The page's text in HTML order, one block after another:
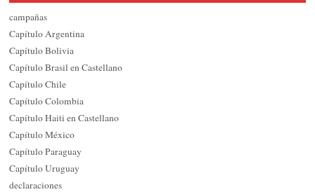
campañas
Capítulo Argentina
Capítulo Bolivia
Capítulo Brasil en Castellano
Capítulo Chile
Capítulo Colombia
Capítulo Haiti en Castellano
Capítulo México
Capítulo Paraguay
Capítulo Uruguay
declaraciones